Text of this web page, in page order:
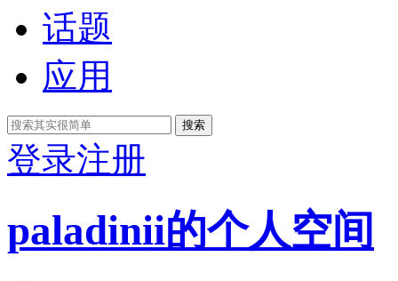
话题
应用
搜索
登录注册
paladinii的个人空间